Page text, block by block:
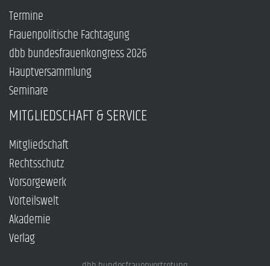
Termine
Frauenpolitische Fachtagung
dbb bundesfrauenkongress 2026
Hauptversammlung
Seminare
MITGLIEDSCHAFT & SERVICE
Mitgliedschaft
Rechtsschutz
Vorsorgewerk
Vorteilswelt
Akademie
Verlag